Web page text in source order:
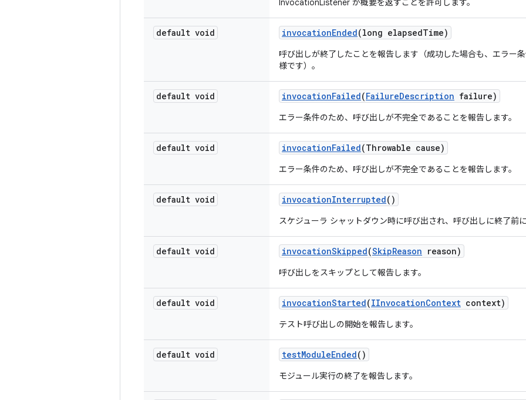
InvocationListener が概要を返すことを許可します。
default void invocationEnded(long elapsedTime)
呼び出しが終了したことを報告します（成功した場合も、エラー
様です）。
default void invocationFailed(FailureDescription failure)
エラー条件のため、呼び出しが不完全であることを報告します。
default void invocationFailed(Throwable cause)
エラー条件のため、呼び出しが不完全であることを報告します。
default void invocationInterrupted()
スケジューラ シャットダウン時に呼び出され、呼び出しに終了前
default void invocationSkipped(SkipReason reason)
呼び出しをスキップとして報告します。
default void invocationStarted(IInvocationContext context)
テスト呼び出しの開始を報告します。
default void testModuleEnded()
モジュール実行の終了を報告します。